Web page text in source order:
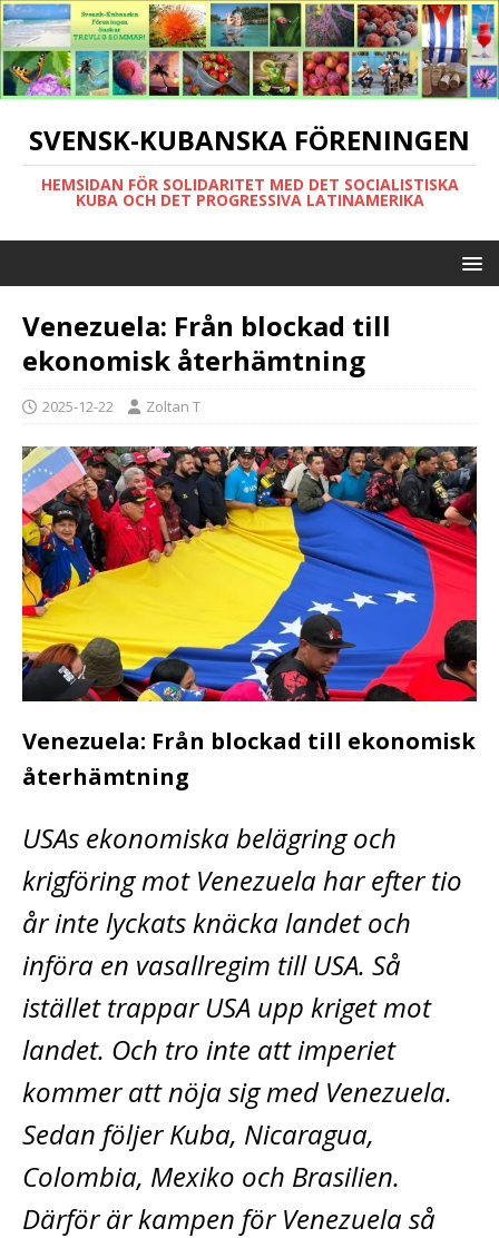
SVENSK-KUBANSKA FÖRENINGEN
HEMSIDAN FÖR SOLIDARITET MED DET SOCIALISTISKA
KUBA OCH DET PROGRESSIVA LATINAMERIKA
Venezuela: Från blockad till
ekonomisk återhämtning
2025-12-22 Zoltan T
Venezuela: Från blockad till ekonomisk
återhämtning
USAs ekonomiska belägring och
krigföring mot Venezuela har efter tio
år inte lyckats knäcka landet och
införa en vasallregim till USA. Så
istället trappar USA upp kriget mot
landet. Och tro inte att imperiet
kommer att nöja sig med Venezuela.
Sedan följer Kuba, Nicaragua,
Colombia, Mexiko och Brasilien.
Därför är kampen för Venezuela så